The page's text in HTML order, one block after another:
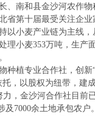
南和县金沙河农作物
第十届最受关注企业
小麦产业链为主线，
理小麦353万吨，生
植专业合作社，创新
，以股权为纽带，
，金沙河合作社目
7000余土地承包农